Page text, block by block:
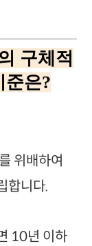
구체적
준은?
위배하여
합니다.
10년 이하